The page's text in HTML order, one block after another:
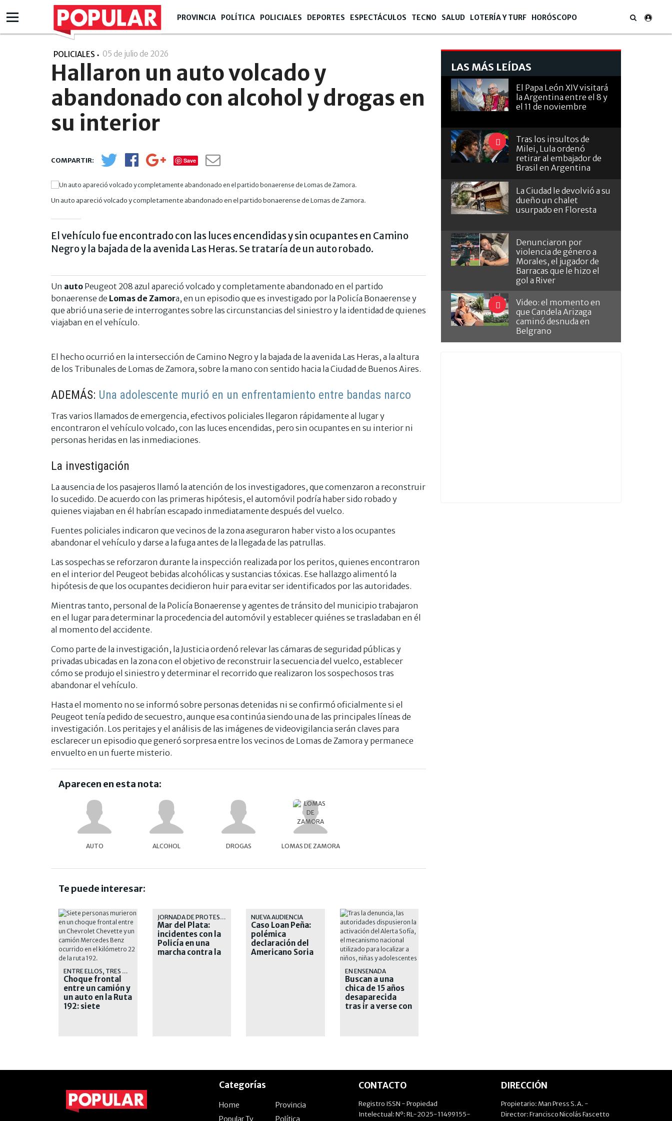
PROVINCIA POLÍTICA POLICIALES DEPORTES ESPECTÁCULOS TECNO SALUD LOTERÍA Y TURF HORÓSCOPO
POLICIALES 05 de julio de 2026
Hallaron un auto volcado y
abandonado con alcohol y drogas en
su interior
Save
Un auto apareció volcado y completamente abandonado en el partido bonaerense de Lomas de Zamora.
El vehículo fue encontrado con las luces encendidas y sin ocupantes en Camino
Negro y la bajada de la avenida Las Heras. Se trataría de un auto robado.
Un auto Peugeot 208 azul apareció volcado y completamente abandonado en el partido
bonaerense de Lomas de Zamora, en un episodio que es investigado por la Policía Bonaerense y
que abrió una serie de interrogantes sobre las circunstancias del siniestro y la identidad de quienes
viajaban en el vehículo.
El hecho ocurrió en la intersección de Camino Negro y la bajada de la avenida Las Heras, a la altura
de los Tribunales de Lomas de Zamora, sobre la mano con sentido hacia la Ciudad de Buenos Aires.
ADEMÁS: Una adolescente murió en un enfrentamiento entre bandas narco
Tras varios llamados de emergencia, efectivos policiales llegaron rápidamente al lugar y
encontraron el vehículo volcado, con las luces encendidas, pero sin ocupantes en su interior ni
personas heridas en las inmediaciones.
La investigación
La ausencia de los pasajeros llamó la atención de los investigadores, que comenzaron a reconstruir
lo sucedido. De acuerdo con las primeras hipótesis, el automóvil podría haber sido robado y
quienes viajaban en él habrían escapado inmediatamente después del vuelco.
Fuentes policiales indicaron que vecinos de la zona aseguraron haber visto a los ocupantes
abandonar el vehículo y darse a la fuga antes de la llegada de las patrullas.
Las sospechas se reforzaron durante la inspección realizada por los peritos, quienes encontraron
en el interior del Peugeot bebidas alcohólicas y sustancias tóxicas. Ese hallazgo alimentó la
hipótesis de que los ocupantes decidieron huir para evitar ser identificados por las autoridades.
Mientras tanto, personal de la Policía Bonaerense y agentes de tránsito del municipio trabajaron
en el lugar para determinar la procedencia del automóvil y establecer quiénes se trasladaban en él
al momento del accidente.
Como parte de la investigación, la Justicia ordenó relevar las cámaras de seguridad públicas y
privadas ubicadas en la zona con el objetivo de reconstruir la secuencia del vuelco, establecer
cómo se produjo el siniestro y determinar el recorrido que realizaron los sospechosos tras
abandonar el vehículo.
Hasta el momento no se informó sobre personas detenidas ni se confirmó oficialmente si el
Peugeot tenía pedido de secuestro, aunque esa continúa siendo una de las principales líneas de
investigación. Los peritajes y el análisis de las imágenes de videovigilancia serán claves para
esclarecer un episodio que generó sorpresa entre los vecinos de Lomas de Zamora y permanece
envuelto en un fuerte misterio.
Aparecen en esta nota:
AUTO ALCOHOL DROGAS LOMAS DE ZAMORA
Te puede interesar:
ENTRE ELLOS, TRES MENORES
Choque frontal
entre un camión y
un auto en la Ruta
192: siete
JORNADA DE PROTESTA
Mar del Plata:
incidentes con la
Policía en una
marcha contra la
NUEVA AUDIENCIA
Caso Loan Peña:
polémica
declaración del
Americano Soria
EN ENSENADA
Buscan a una
chica de 15 años
desaparecida
tras ir a verse con
LAS MÁS LEÍDAS
El Papa León XIV visitará
la Argentina entre el 8 y
el 11 de noviembre
Tras los insultos de
Milei, Lula ordenó
retirar al embajador de
Brasil en Argentina
La Ciudad le devolvió a su
dueño un chalet
usurpado en Floresta
Denunciaron por
violencia de género a
Morales, el jugador de
Barracas que le hizo el
gol a River
Video: el momento en
que Candela Arizaga
caminó desnuda en
Belgrano
Categorías
Home
Provincia
Popular Tv
Política
CONTACTO
Registro ISSN - Propiedad
Intelectual: Nº: RL-2025-11499155-
DIRECCIÓN
Propietario: Man Press S.A. -
Director: Francisco Nicolás Fascetto